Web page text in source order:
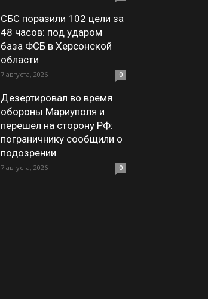
СБС поразили 102 цели за
48 часов: под ударом
база ФСБ в Херсонской
области
7 августа, 2026 0
Дезертировал во время
обороны Мариуполя и
перешел на сторону РФ:
пограничнику сообщили о
подозрении
7 августа, 2026 0